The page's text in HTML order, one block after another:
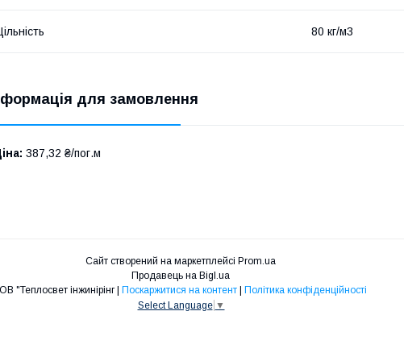
80 кг/м3
для замовлення
387,32 ₴/пог.м
Сайт створений на маркетплейсі Prom.ua
Продавець на Bigl.ua
Поскаржитися на контент
Політика конфіденційності
Select Language ▼